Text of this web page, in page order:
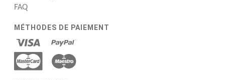
FAQ
MÉTHODES DE PAIEMENT